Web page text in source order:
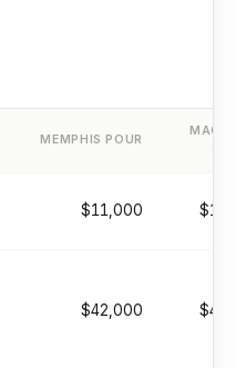
MEMPHIS POUR
$11,000
$42,000